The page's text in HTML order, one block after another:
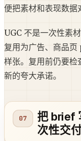
便把素材和表现数据
UGC 不是一次性素
复用为广告、商品
样张。复用前仍要检
新的夸大承诺。
把 brief
次性交